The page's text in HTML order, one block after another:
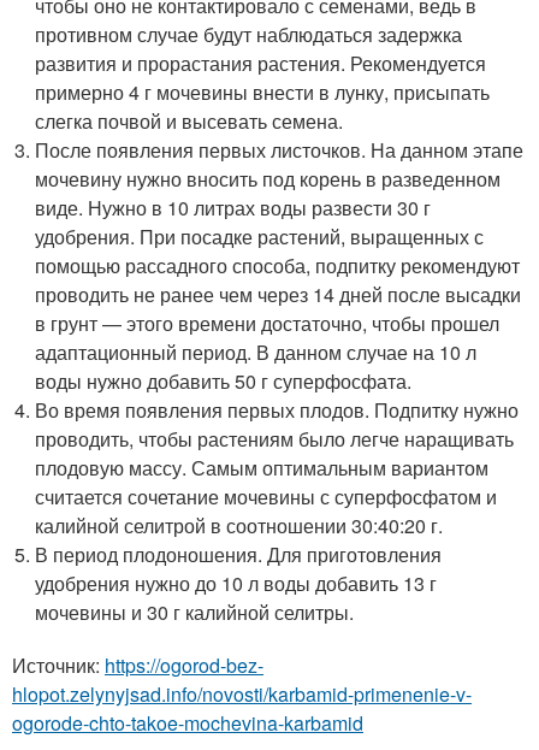
противном случае будут наблюдаться задержка
развития и прорастания растения. Рекомендуется
примерно 4 г мочевины внести в лунку, присыпать
слегка почвой и высевать семена.
После появления первых листочков. На данном этапе
мочевину нужно вносить под корень в разведенном
виде. Нужно в 10 литрах воды развести 30 г
удобрения. При посадке растений, выращенных с
помощью рассадного способа, подпитку рекомендуют
проводить не ранее чем через 14 дней после высадки
в грунт — этого времени достаточно, чтобы прошел
адаптационный период. В данном случае на 10 л
воды нужно добавить 50 г суперфосфата.
Во время появления первых плодов. Подпитку нужно
проводить, чтобы растениям было легче наращивать
плодовую массу. Самым оптимальным вариантом
считается сочетание мочевины с суперфосфатом и
калийной селитрой в соотношении 30:40:20 г.
В период плодоношения. Для приготовления
удобрения нужно до 10 л воды добавить 13 г
мочевины и 30 г калийной селитры.
Источник: https://ogorod-bez-
hlopot.zelynyjsad.info/novosti/karbamid-primenenie-v-
ogorode-chto-takoe-mochevina-karbamid